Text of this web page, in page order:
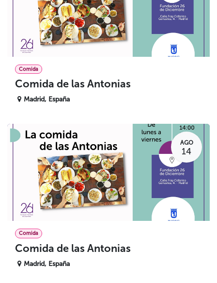
Comida
Comida de las Antonias
Madrid, España
AGO
14
Comida
Comida de las Antonias
Madrid, España